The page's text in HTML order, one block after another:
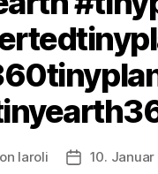
laroli
10. Januar